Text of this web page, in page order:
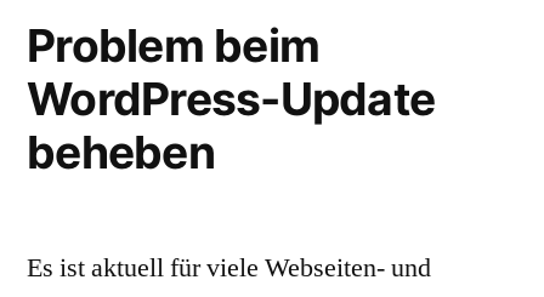
oben
Problem beim
WordPress-Update
beheben
Es ist aktuell für viele Webseiten- und